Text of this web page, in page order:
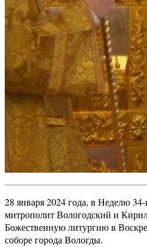
28 января 2024 года, в Неделю
митрополит Вологодский и
Божественную литургию в
соборе города Вологды.